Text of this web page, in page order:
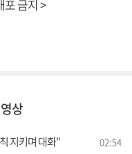
금지 >
상
지키며 대화" 02:54